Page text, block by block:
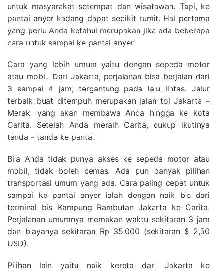
untuk masyarakat setempat dan wisatawan. Tapi, ke
pantai anyer kadang dapat sedikit rumit. Hal pertama
yang perlu Anda ketahui merupakan jika ada beberapa
cara untuk sampai ke pantai anyer.
Cara yang lebih umum yaitu dengan sepeda motor
atau mobil. Dari Jakarta, perjalanan bisa berjalan dari
3 sampai 4 jam, tergantung pada lalu lintas. Jalur
terbaik buat ditempuh merupakan jalan tol Jakarta –
Merak, yang akan membawa Anda hingga ke kota
Carita. Setelah Anda meraih Carita, cukup ikutinya
tanda – tanda ke pantai.
Bila Anda tidak punya akses ke sepeda motor atau
mobil, tidak boleh cemas. Ada pun banyak pilihan
transportasi umum yang ada. Cara paling cepat untuk
sampai ke pantai anyer ialah dengan naik bis dari
terminal bis Kampung Rambutan Jakarta ke Carita.
Perjalanan umumnya memakan waktu sekitaran 3 jam
dan biayanya sekitaran Rp 35.000 (sekitaran $ 2,50
USD).
Pilihan lain yaitu naik kereta dari Jakarta ke